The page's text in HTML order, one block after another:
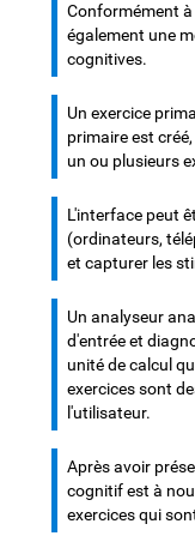
Conformément
également une
cognitives.
Un exercice
primaire est
un ou plusieurs
L'interface peut
(ordinateurs,
et capturer les
Un analyseur
d'entrée et
unité de calcul
exercices sont
l'utilisateur.
Après avoir
cognitif est à
exercices qui